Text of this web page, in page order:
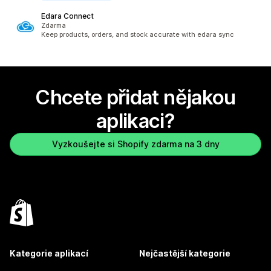
Edara Connect
Zdarma
Keep products, orders, and stock accurate with edara sync
Chcete přidat nějakou
aplikaci?
Vyzkoušejte si Shopify zdarma na 3 dny
Kategorie aplikací Nejčastější kategorie